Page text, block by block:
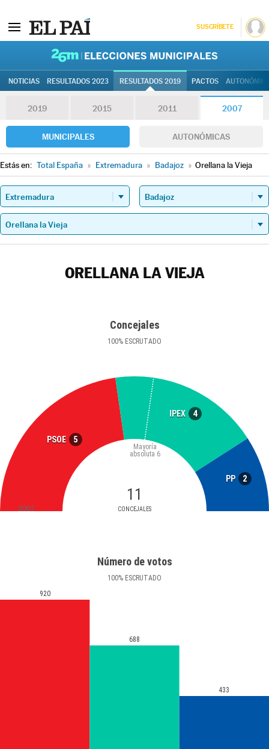
SUSCRÍBETE
NOTICIAS RESULTADOS 2023 RESULTADOS 2019 PACTOS
2019 2015 2011 2007
MUNICIPALES AUTONÓMICAS
Estás en: Total España » Extremadura » Badajoz » Orellana la Vieja
ORELLANA LA VIEJA
Concejales
100% ESCRUTADO
PSOE 5
IPEX 4
PP 2
11
CONCEJALES
Mayoría
absoluta 6
2007
Número de votos
100% ESCRUTADO
920
688
433